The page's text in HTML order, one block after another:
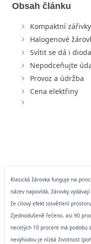
Obsah článku
Kompaktní zářivky
Halogenové
Svítit se dá i
Nepodceňujte
Provoz a údržba
Cena elektřiny
Klasická žárovka funguje na
název napovídá, žárovky
že cílový efekt (osvětlení
Zjednodušeně řečeno, asi 90
necelých 10 procent má
nevýhodou je nízká životnost